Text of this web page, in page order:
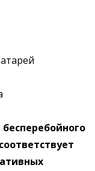
соответствует